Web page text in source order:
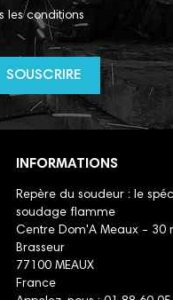
les conditions
INFORMATIONS
Repère du soudeur : le
soudage flamme
Centre Dom'A Meaux - 30
Brasseur
77100 MEAUX
France